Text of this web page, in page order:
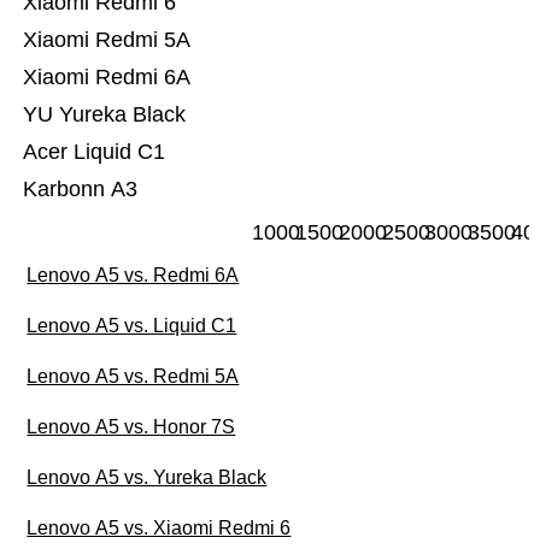
Karbonn A3
Acer Liquid C1
YU Yureka Black
Xiaomi Redmi 6A
Xiaomi Redmi 5A
100015002000250030003500
Lenovo A5 vs. Redmi 6A
Lenovo A5 vs. Liquid C1
Lenovo A5 vs. Redmi 5A
Lenovo A5 vs. Honor 7S
Lenovo A5 vs. Yureka Black
Lenovo A5 vs. Xiaomi Redmi 6